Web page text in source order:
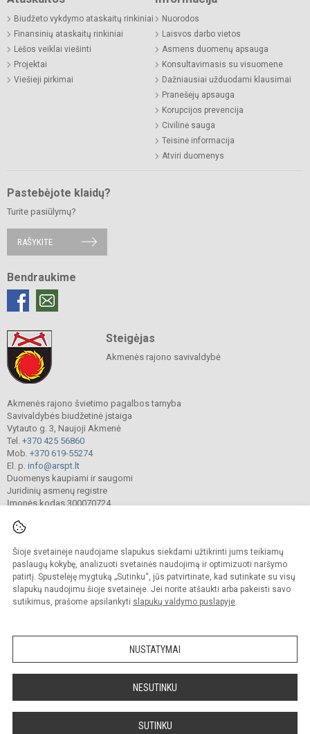
Šioje svetainėje naudojame slapukus siekdami užtikrinti jums teikiamų
paslaugų kokybę, analizuoti svetainės naudojimą ir optimizuoti naršymo
patirtį. Spustelėję mygtuką „Sutinku“, jūs patvirtinate, kad sutinkate su visų
slapukų naudojimu šioje svetainėje. Jei norite atšaukti arba pakeisti savo
sutikimus, prašome apsilankyti slapukų valdymo puslapyje.
NUSTATYMAI
NESUTINKU
SUTINKU
Biudžeto vykdymo ataskaitų rinkiniai
Finansinių ataskaitų rinkiniai
Lėšos veiklai viešinti
Projektai
Viešieji pirkimai
Nuorodos
Laisvos darbo vietos
Asmens duomenų apsauga
Konsultavimasis su visuomene
Dažniausiai užduodami klausimai
Pranešėjų apsauga
Korupcijos prevencija
Civilinė sauga
Teisinė informacija
Atviri duomenys
Pastebėjote klaidų?
Turite pasiūlymų?
RAŠYKITE
Bendraukime
Steigėjas
Akmenės rajono savivaldybė
Akmenės rajono švietimo pagalbos tarnyba
Savivaldybės biudžetinė įstaiga
Vytauto g. 3, Naujoji Akmenė
Tel. +370 425 56860
Mob. +370 619-55274
El. p. info@arspt.lt
Duomenys kaupiami ir saugomi
Juridinių asmenų registre
Įmonės kodas 300070724
© 2025. Akmenės rajono švietimo pagalbos tarnyba. Visos teisės saugomos.
Kopijuoti turinį be raštiško įstaigos administracijos sutikimo griežtai draudžiama.
Prieinamumo paraiška Slapukų valdymas
Sumanus būdas atnaujinti